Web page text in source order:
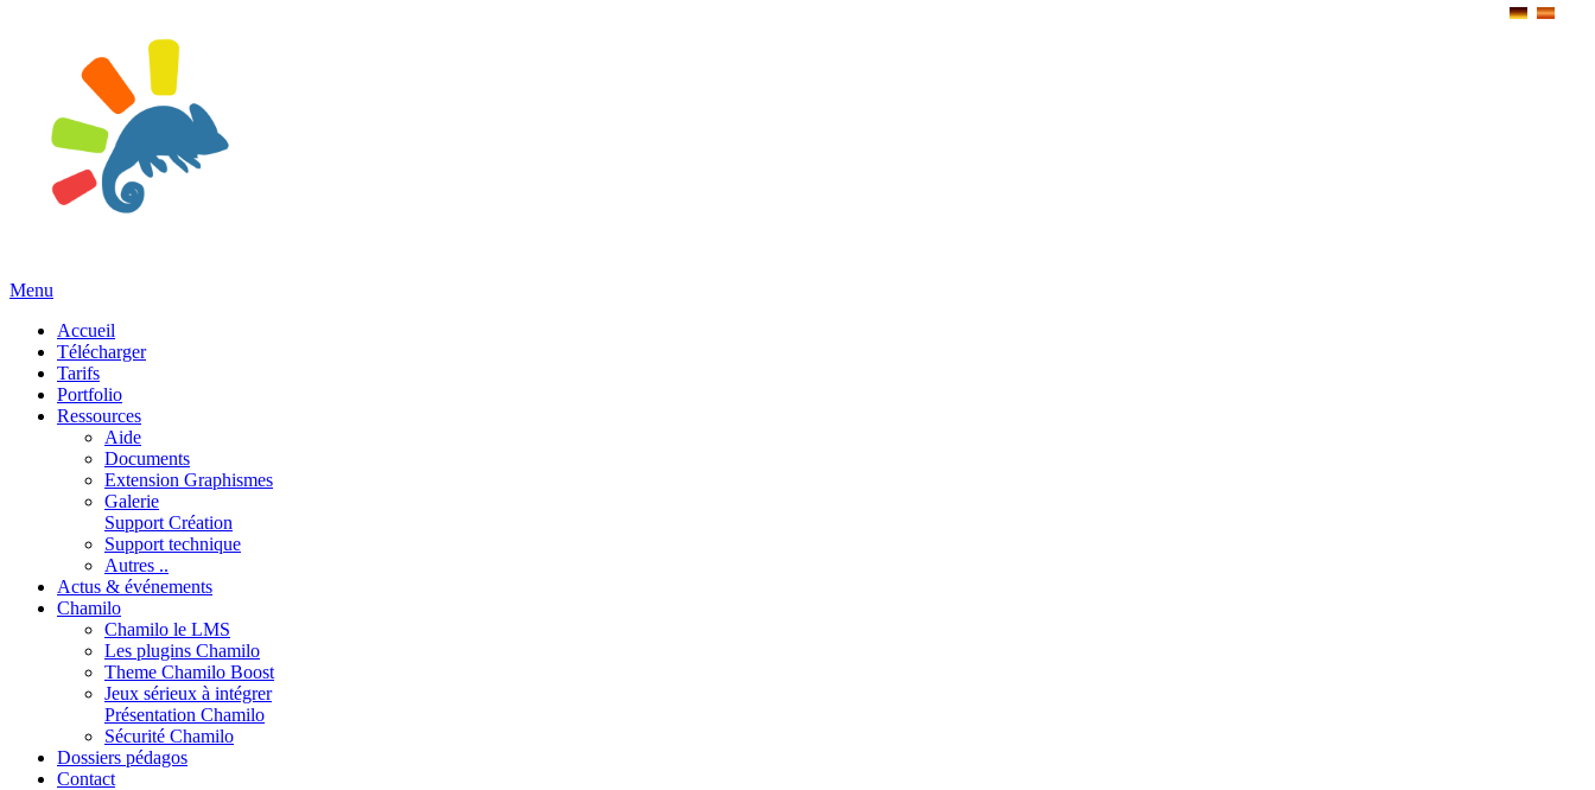
Menu
Accueil
Télécharger
Tarifs
Portfolio
Ressources
Aide
Documents
Extension Graphismes
Galerie
Support Création
Support technique
Autres ..
Actus & événements
Chamilo
Chamilo le LMS
Les plugins Chamilo
Theme Chamilo Boost
Jeux sérieux à intégrer
Présentation Chamilo
Sécurité Chamilo
Dossiers pédagos
Contact